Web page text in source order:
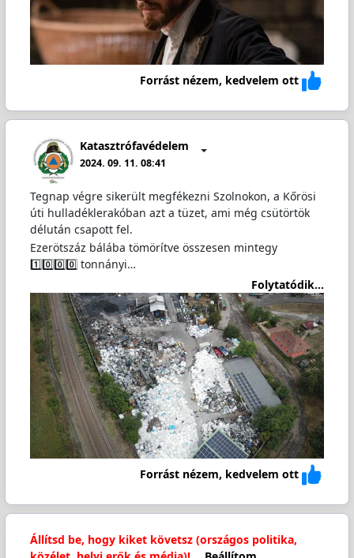
Forrást nézem, kedvelem ott
Katasztrófavédelem
2024. 09. 11. 08:41
Tegnap végre sikerült megfékezni Szolnokon, a Kőrösi
úti hulladéklerakóban azt a tüzet, ami még csütörtök
délután csapott fel.
Ezerötszáz bálába tömörítve összesen mintegy
1️⃣0️⃣0️⃣0️⃣ tonnányi…
Folytatódik...
Forrást nézem, kedvelem ott
Állítsd be, hogy kiket követsz (országos politika,